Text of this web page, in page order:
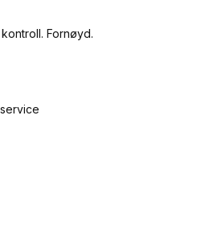
Fornøyd.